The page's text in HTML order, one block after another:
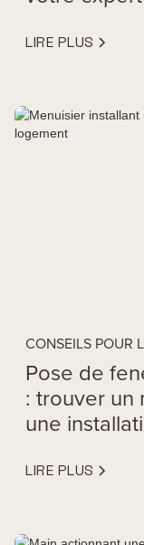
LIRE PLUS
CONSEILS POUR
Pose de
: trouver un
une
LIRE PLUS